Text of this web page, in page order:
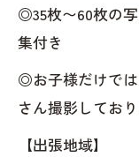
◎35枚〜60枚の
集付き
◎お子様だけで
さん撮影しており
【出張地域】